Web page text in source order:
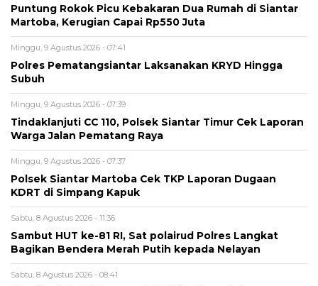
Puntung Rokok Picu Kebakaran Dua Rumah di Siantar
Martoba, Kerugian Capai Rp550 Juta
Minggu, 9 Agustus 2026 - 07:41
Polres Pematangsiantar Laksanakan KRYD Hingga
Subuh
Minggu, 9 Agustus 2026 - 07:39
Tindaklanjuti CC 110, Polsek Siantar Timur Cek Laporan
Warga Jalan Pematang Raya
Minggu, 9 Agustus 2026 - 07:37
Polsek Siantar Martoba Cek TKP Laporan Dugaan
KDRT di Simpang Kapuk
Sabtu, 8 Agustus 2026 - 11:36
Sambut HUT ke-81 RI, Sat polairud Polres Langkat
Bagikan Bendera Merah Putih kepada Nelayan
Sabtu, 8 Agustus 2026 - 08:41